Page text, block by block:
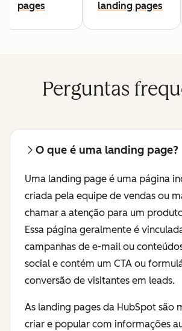
pages landing pages
Perguntas
O que é uma landing page?
Uma landing page é uma página
criada pela equipe de vendas ou
chamar a atenção para um
Essa página geralmente é
campanhas de e-mail ou
social e contém um CTA ou
conversão de visitantes em leads.
As landing pages da HubSpot são
criar e popular com informações